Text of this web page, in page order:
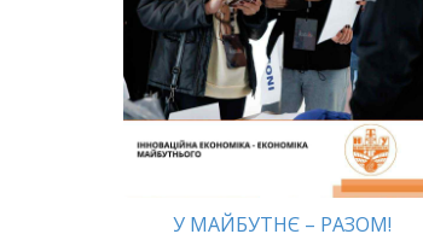
У МАЙБУТНЄ – РАЗОМ!